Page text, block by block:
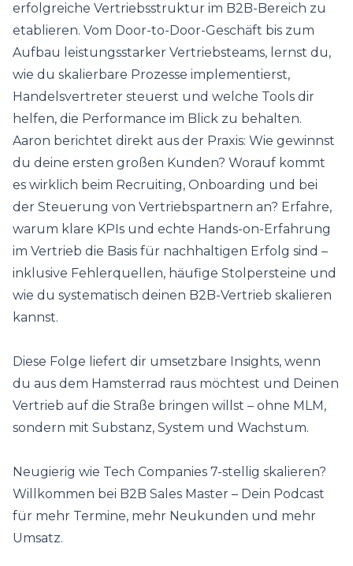
erfolgreiche Vertriebsstruktur im B2B-Bereich zu
etablieren. Vom Door-to-Door-Geschäft bis zum
Aufbau leistungsstarker Vertriebsteams, lernst du,
wie du skalierbare Prozesse implementierst,
Handelsvertreter steuerst und welche Tools dir
helfen, die Performance im Blick zu behalten.
Aaron berichtet direkt aus der Praxis: Wie gewinnst
du deine ersten großen Kunden? Worauf kommt
es wirklich beim Recruiting, Onboarding und bei
der Steuerung von Vertriebspartnern an? Erfahre,
warum klare KPIs und echte Hands-on-Erfahrung
im Vertrieb die Basis für nachhaltigen Erfolg sind –
inklusive Fehlerquellen, häufige Stolpersteine und
wie du systematisch deinen B2B-Vertrieb skalieren
kannst.
Diese Folge liefert dir umsetzbare Insights, wenn
du aus dem Hamsterrad raus möchtest und Deinen
Vertrieb auf die Straße bringen willst – ohne MLM,
sondern mit Substanz, System und Wachstum.
Neugierig wie Tech Companies 7-stellig skalieren?
Willkommen bei B2B Sales Master – Dein Podcast
für mehr Termine, mehr Neukunden und mehr
Umsatz.